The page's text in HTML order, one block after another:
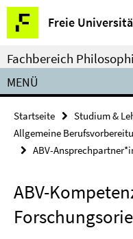
Springe
direkt
zu
Inhalt
Freie
Service-
Navigation
Fachbereich
MENÜ
Startseite Studium &
Allgemeine
ABV-
ABV-